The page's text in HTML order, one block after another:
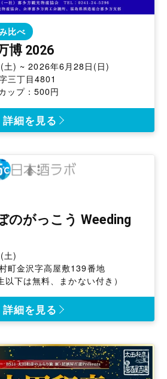
比べ
博 2026
土) ~ 2026年6月28日(日)
三丁目4801
ップ：500円
詳細を見る
のがっこう Weeding
土)
町金沢字高屋敷139番地
下は無料、まかない付き）
詳細を見る